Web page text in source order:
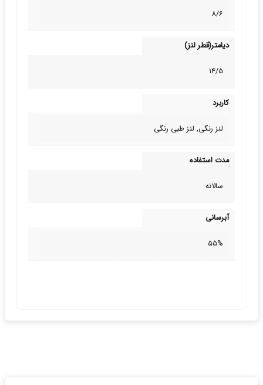
8/6
دیامتر(قطر لنز)
14/5
کاربرد
لنز رنگی, لنز طبی‌ رنگی
مدت استفاده
سالانه
آبرسانی
55%